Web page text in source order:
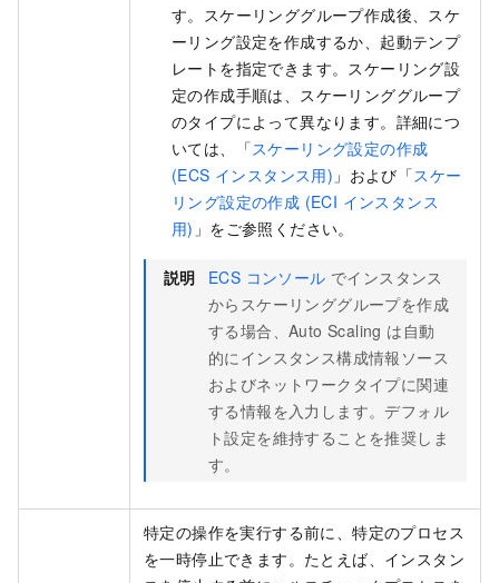
す。スケーリンググループ作成後、スケ
ーリング設定を作成するか、起動テンプ
レートを指定できます。スケーリング設
定の作成手順は、スケーリンググループ
のタイプによって異なります。詳細につ
いては、「スケーリング設定の作成
(ECS インスタンス用) 」および「スケー
リング設定の作成 (ECI インスタンス
用) 」をご参照ください。
説明 ECS コンソール でインスタンス
からスケーリンググループを作成
する場合、Auto Scaling は自動
的にインスタンス構成情報ソース
およびネットワークタイプに関連
する情報を入力します。デフォル
ト設定を維持することを推奨しま
す。
特定の操作を実行する前に、特定のプロセス
を一時停止できます。たとえば、インスタン